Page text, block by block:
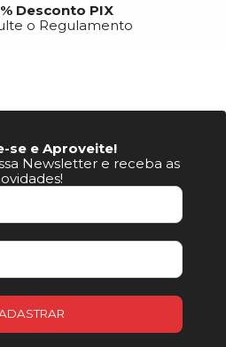
Desconto PIX
o Regulamento
se e Aproveite!
Newsletter e receba as